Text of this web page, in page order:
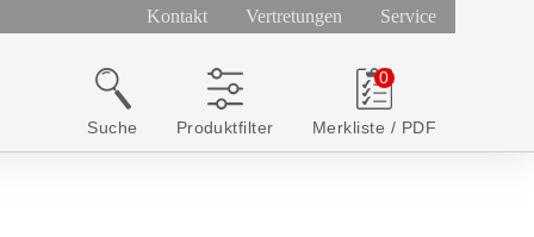
Kontakt Vertretungen Service
Suche Produktfilter Merkliste / PDF